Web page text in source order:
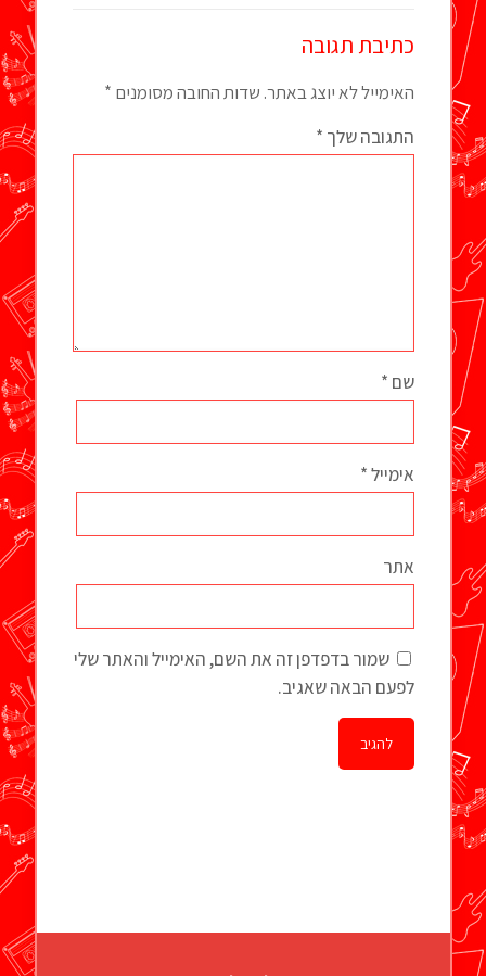
כתיבת תגובה
האימייל לא יוצג באתר. שדות החובה מסומנים *
התגובה שלך *
שם *
אימייל*
אתר
שמור בדפדפן זה את השם, האימייל והאתר שלי
לפעם הבאה שאגיב.